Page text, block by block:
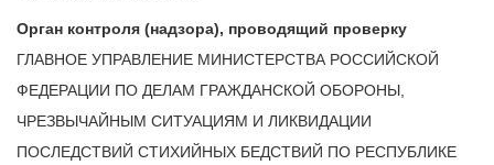
Орган контроля (надзора), проводящий проверку
ГЛАВНОЕ УПРАВЛЕНИЕ МИНИСТЕРСТВА РОССИЙСКОЙ
ФЕДЕРАЦИИ ПО ДЕЛАМ ГРАЖДАНСКОЙ ОБОРОНЫ,
ЧРЕЗВЫЧАЙНЫМ СИТУАЦИЯМ И ЛИКВИДАЦИИ
ПОСЛЕДСТВИЙ СТИХИЙНЫХ БЕДСТВИЙ ПО РЕСПУБЛИКЕ